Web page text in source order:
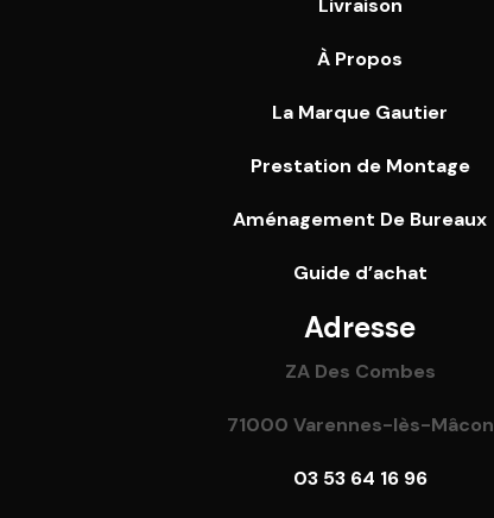
Livraison
À Propos
La Marque Gautier
Prestation de Montage
Aménagement De Bureaux
Guide d’achat
Adresse
ZA Des Combes
71000 Varennes-lès-Mâcon
03 53 64 16 96